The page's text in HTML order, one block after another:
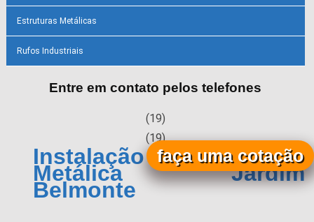
Estruturas Metálicas
Rufos Industriais
Entre em contato pelos telefones
(19)
(19)
Instalação de Estrutura
Metálica Jardim
Belmonte
faça uma cotação